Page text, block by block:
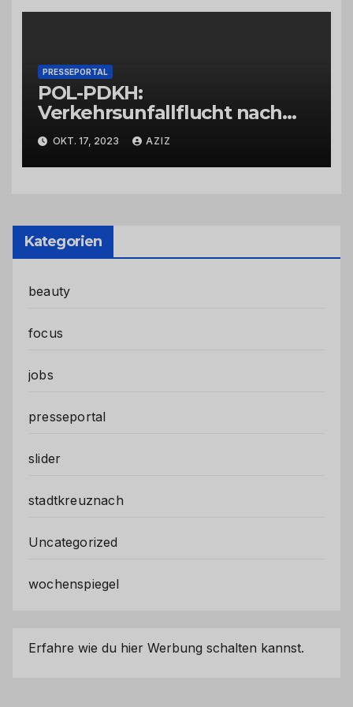
PRESSEPORTAL
POL-PDKH:
Verkehrsunfallflucht nach
Abbiegevorgang
OKT. 17, 2023 AZIZ
Kategorien
beauty
focus
jobs
presseportal
slider
stadtkreuznach
Uncategorized
wochenspiegel
Erfahre wie du hier Werbung schalten kannst.